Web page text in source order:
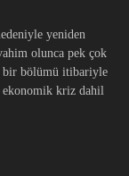
yeniden
olunca pek çok
bir bölümü itibariyle
ekonomik kriz dahil